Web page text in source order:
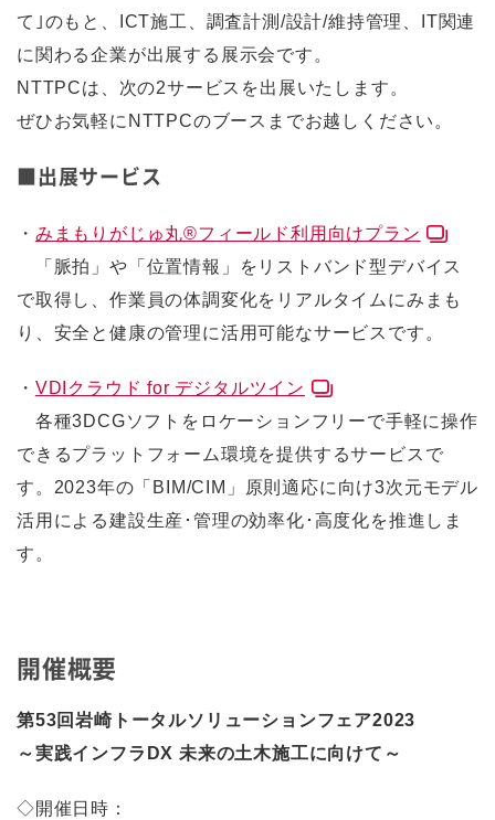
て｣のもと、ICT施工、調査計測/設計/維持管理、IT関連
に関わる企業が出展する展示会です。
NTTPCは、次の2サービスを出展いたします。
ぜひお気軽にNTTPCのブースまでお越しください。
■出展サービス
・ みまもりがじゅ丸®フィールド利用向けプラン
「脈拍」や「位置情報」をリストバンド型デバイス
で取得し、作業員の体調変化をリアルタイムにみまも
り、安全と健康の管理に活用可能なサービスです。
・ VDIクラウド for デジタルツイン
各種3DCGソフトをロケーションフリーで手軽に操作
できるプラットフォーム環境を提供するサービスで
す。2023年の「BIM/CIM」原則適応に向け3次元モデル
活用による建設生産･管理の効率化･高度化を推進しま
す。
開催概要
第53回岩崎トータルソリューションフェア2023
～実践インフラDX 未来の土木施工に向けて～
◇開催日時：